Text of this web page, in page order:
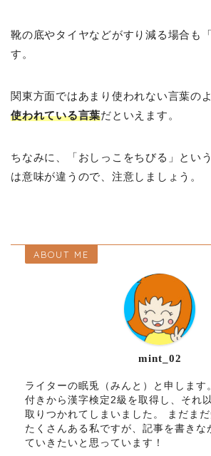
靴の底やタイヤなどがすり減る場合も
す。
関東方面ではあまり使われない言葉のよ
使われている言葉だといえます。
ちなみに、「おしっこをちびる」とい
は意味が違うので、注意しましょう。
ABOUT ME
mint_02
ライターの眠兎（みんと）と申します
付きから漢字検定2級を取得し、それ
取りつかれてしまいました。 まだま
たくさんある私ですが、記事を書きな
ていきたいと思っています！